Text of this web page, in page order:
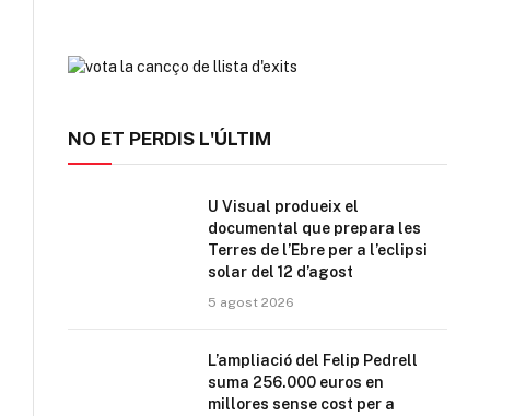
NO ET PERDIS L'ÚLTIM
U Visual produeix el
documental que prepara les
Terres de l’Ebre per a l’eclipsi
solar del 12 d’agost
5 agost 2026
L’ampliació del Felip Pedrell
suma 256.000 euros en
millores sense cost per a